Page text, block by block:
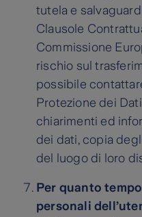
tutela e
Clausole
Commissione
rischio sul
possibile
Protezione dei
chiarimenti ed
dei dati, copia
del luogo di loro
Per quanto
personali